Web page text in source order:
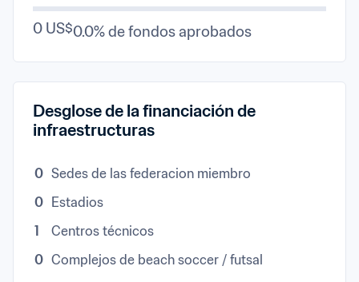
0 US$0.0% de fondos aprobados
Desglose de la financiación de
infraestructuras
0 Sedes de las federacion miembro
0
Estadios
1
Centros técnicos
0 Complejos de beach soccer / futsal